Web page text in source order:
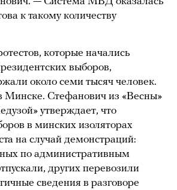
к такому количеству
которые начались
выборов,
около семи тысяч человек.
Минске. Стефанович из «Весны»
утверждает, что
в минских изоляторах
на случай демонстраций:
по административным
других перевозили
сведения в разговоре